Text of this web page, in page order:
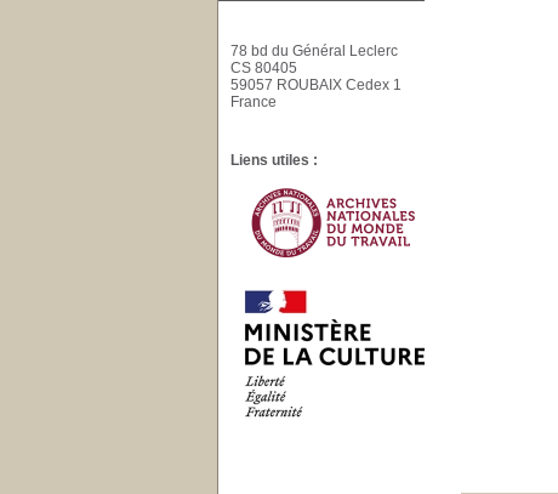
78 bd du Général Leclerc
CS 80405
59057 ROUBAIX Cedex 1
France
Liens utiles :